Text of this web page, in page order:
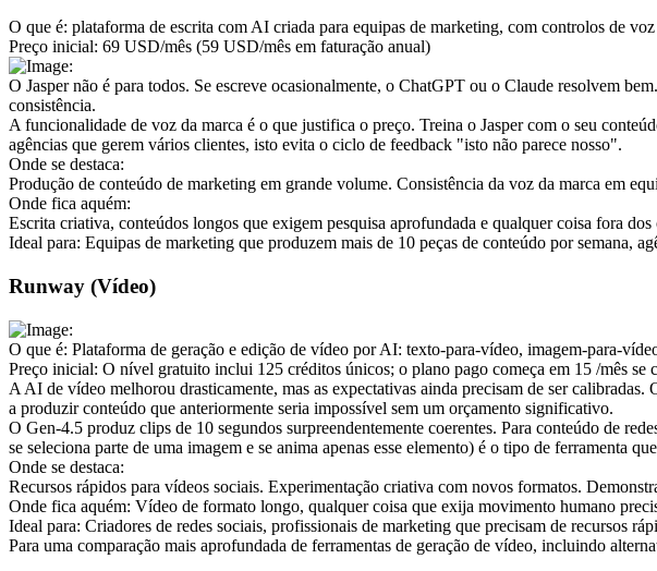
O que é: plataforma de escrita com AI criada para equipas de marketing, com controlos de
Preço inicial: 69 USD/mês (59 USD/mês em faturação anual)
O Jasper não é para todos. Se escreve ocasionalmente, o ChatGPT ou o Claude resolvem
consistência.
A funcionalidade de voz da marca é o que justifica o preço. Treina o Jasper com o seu
agências que gerem vários clientes, isto evita o ciclo de feedback "isto não parece nosso".
Onde se destaca:
Produção de conteúdo de marketing em grande volume. Consistência da voz da marca em
Onde fica aquém:
Escrita criativa, conteúdos longos que exigem pesquisa aprofundada e qualquer coisa fora dos
Ideal para: Equipas de marketing que produzem mais de 10 peças de conteúdo por semana,
Runway (Vídeo)
O que é: Plataforma de geração e edição de vídeo por AI: texto-para-vídeo, imagem-para-
Preço inicial: O nível gratuito inclui 125 créditos únicos; o plano pago começa em 15 /mês se
A AI de vídeo melhorou drasticamente, mas as expectativas ainda precisam de ser
a produzir conteúdo que anteriormente seria impossível sem um orçamento significativo.
O Gen-4.5 produz clips de 10 segundos surpreendentemente coerentes. Para conteúdo de
se seleciona parte de uma imagem e se anima apenas esse elemento) é o tipo de ferramenta
Onde se destaca:
Recursos rápidos para vídeos sociais. Experimentação criativa com novos formatos.
Onde fica aquém: Vídeo de formato longo, qualquer coisa que exija movimento humano
Ideal para: Criadores de redes sociais, profissionais de marketing que precisam de recursos
Para uma comparação mais aprofundada de ferramentas de geração de vídeo, incluindo